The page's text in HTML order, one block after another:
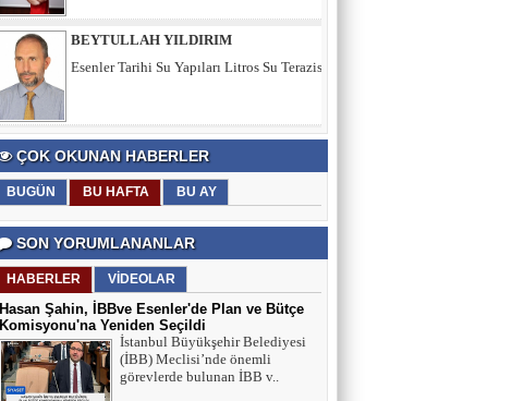
HÜSEYİN YILMAZ
TARIK SEZAİ KARATEPE
İstanbul Sözleşmesi değil, 'Veda Hutbesi!
AYŞE GÜL ÖZER
Aklın Sustuğu Yerde, “Ş İ D D E T”
Konuşur!
MUSTAFA KARACA
ÇOK OKUNAN HABERLER
BUGÜN BU HAFTA BU AY
SON YORUMLANANLAR
HABERLER VİDEOLAR
Hasan Şahin, İBBve Esenler'de Plan ve Bütçe
Komisyonu'na Yeniden Seçildi
İstanbul Büyükşehir Belediyesi
(İBB) Meclisi’nde önemli
görevlerde bulunan İBB v..